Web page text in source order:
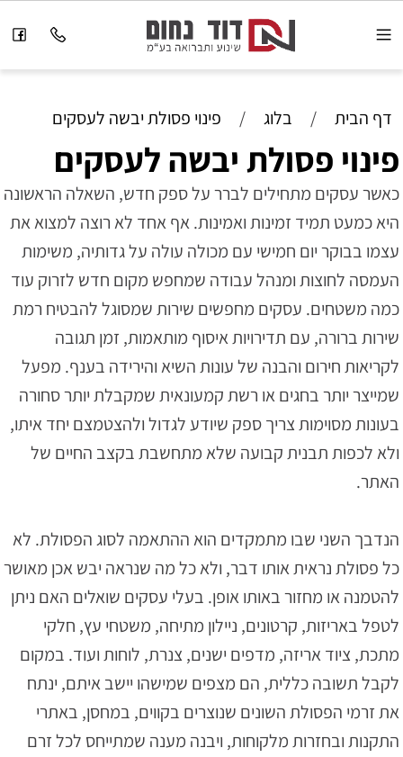
דף הבית / בלוג / פינוי פסולת יבשה לעסקים
פינוי פסולת יבשה לעסקים
כאשר עסקים מתחילים לברר על ספק חדש, השאלה הראשונה
היא כמעט תמיד זמינות ואמינות. אף אחד לא רוצה למצוא את
עצמו בבוקר יום חמישי עם מכולה עולה על גדותיה, משימות
העמסה לחוצות ומנהל עבודה שמחפש מקום חדש לזרוק עוד
כמה משטחים. עסקים מחפשים שירות שמסוגל להבטיח רמת
שירות ברורה, עם תדירויות איסוף מותאמות, זמן תגובה
לקריאות חירום והבנה של עונות השיא והירידה בענף. מפעל
שמייצר יותר בחגים או רשת קמעונאית שמקבלת יותר סחורה
בעונות מסוימות צריך ספק שיודע לגדול ולהצטמצם יחד איתו,
ולא לכפות תבנית קבועה שלא מתחשבת בקצב החיים של
האתר.
הנדבך השני שבו מתמקדים הוא ההתאמה לסוג הפסולת. לא
כל פסולת נראית אותו דבר, ולא כל מה שנראה יבש אכן מאושר
להטמנה או מחזור באותו אופן. בעלי עסקים שואלים האם ניתן
לטפל באריזות, קרטונים, ניילון מתיחה, משטחי עץ, חלקי
מתכת, ציוד אריזה, מדפים ישנים, צנרת, לוחות ועוד. במקום
לקבל תשובה כללית, הם מצפים שמישהו יישב איתם, ינתח
את זרמי הפסולת השונים שנוצרים בקווים, במחסן, באתרי
התקנות ובחזרות מלקוחות, ויבנה מענה שמתייחס לכל זרם